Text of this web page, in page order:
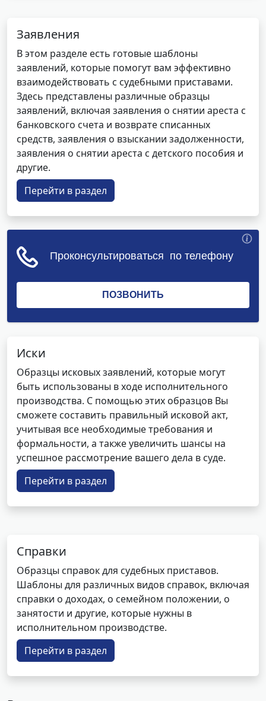
Заявления
В этом разделе есть готовые шаблоны
заявлений, которые помогут вам эффективно
взаимодействовать с судебными приставами.
Здесь представлены различные образцы
заявлений, включая заявления о снятии ареста с
банковского счета и возврате списанных
средств, заявления о взыскании задолженности,
заявления о снятии ареста с детского пособия и
другие.
Перейти в раздел
Иски
Образцы исковых заявлений, которые могут
быть использованы в ходе исполнительного
производства. С помощью этих образцов Вы
сможете составить правильный исковой акт,
учитывая все необходимые требования и
формальности, а также увеличить шансы на
успешное рассмотрение вашего дела в суде.
Перейти в раздел
Справки
Образцы справок для судебных приставов.
Шаблоны для различных видов справок, включая
справки о доходах, о семейном положении, о
занятости и другие, которые нужны в
исполнительном производстве.
Перейти в раздел